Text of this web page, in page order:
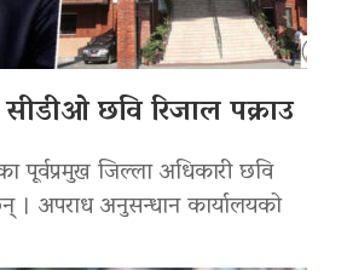
छवि रिजाल पक्राउ
पूर्वप्रमुख जिल्ला अधिकारी छवि
। अपराध अनुसन्धान कार्यालयको